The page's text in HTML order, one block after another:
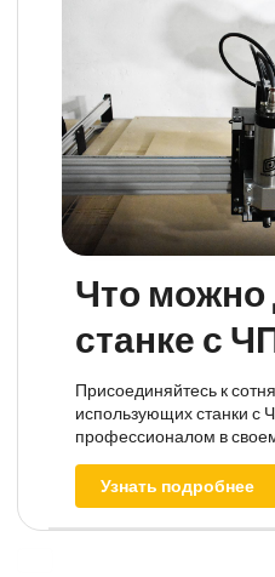
Что можно
станке с
Присоединяйтесь к
использующих станки с
профессионалом в
Узнать подробнее